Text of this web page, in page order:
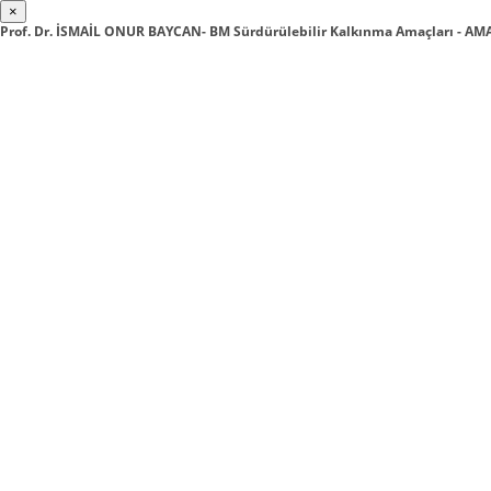
×
Prof. Dr. İSMAİL ONUR BAYCAN- BM Sürdürülebilir Kalkınma Amaçları -